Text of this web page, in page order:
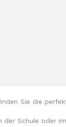
Sie die
Schule oder